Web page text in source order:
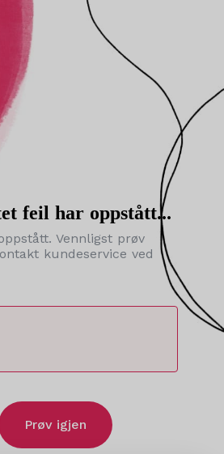
feil har oppstått...
Vennligst prøv
kundeservice ved
Prøv igjen